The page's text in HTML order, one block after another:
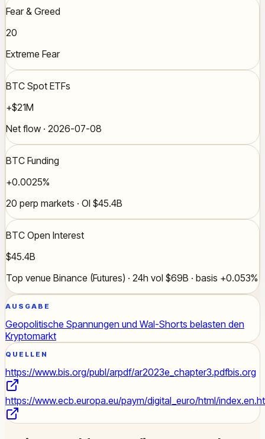
Fear & Greed
20
Extreme Fear
BTC Spot ETFs
+$21M
Net flow · 2026-07-08
BTC Funding
+0.0025%
20 perp markets · OI $45.4B
BTC Open Interest
$45.4B
Top venue Binance (Futures) · 24h vol $69B · basis +0.053%
AUSGABE
Geopolitische Spannungen und Wal-Shorts belasten den
Kryptomarkt
QUELLEN
https://www.bis.org/publ/arpdf/ar2023e_chapter3.pdfbis.org
https://www.ecb.europa.eu/paym/digital_euro/html/